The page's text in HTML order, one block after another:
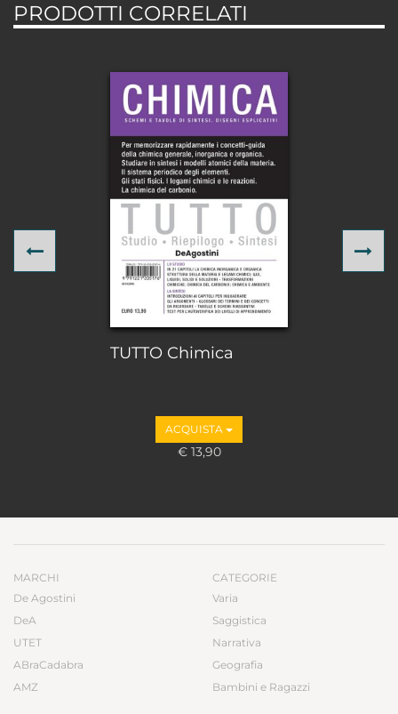
PRODOTTI CORRELATI
TUTTO Chimica
ACQUISTA
€ 13,90
Previous
MARCHI
De Agostini
DeA
UTET
ABraCadabra
AMZ
CATEGORIE
Varia
Saggistica
Narrativa
Geografia
Bambini e Ragazzi